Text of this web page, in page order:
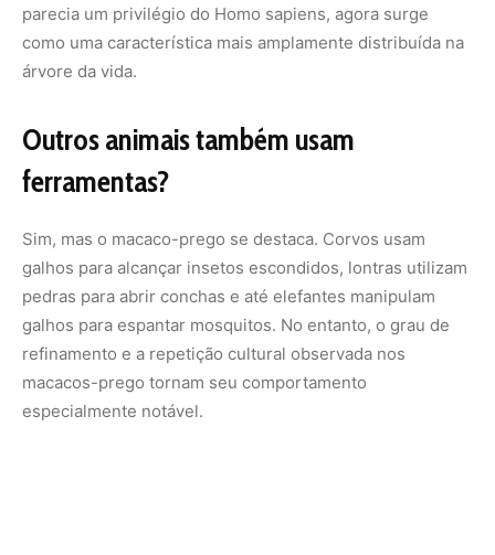
parecia um privilégio do Homo sapiens, agora surge
como uma característica mais amplamente distribuída na
árvore da vida.
Outros animais também usam
ferramentas?
Sim, mas o macaco-prego se destaca. Corvos usam
galhos para alcançar insetos escondidos, lontras utilizam
pedras para abrir conchas e até elefantes manipulam
galhos para espantar mosquitos. No entanto, o grau de
refinamento e a repetição cultural observada nos
macacos-prego tornam seu comportamento
especialmente notável.